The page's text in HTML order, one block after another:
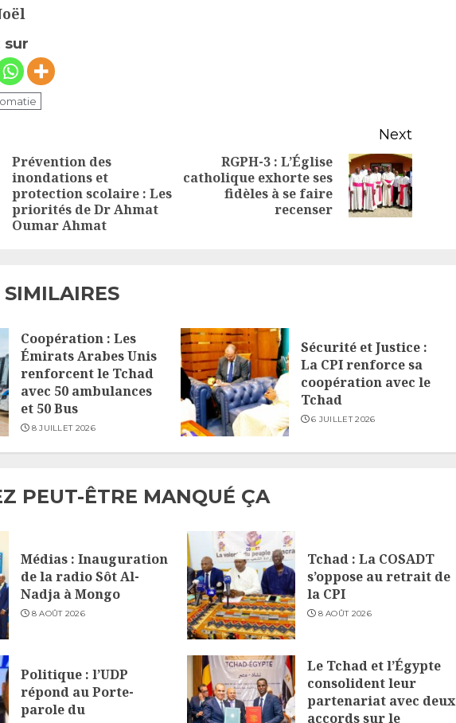
sur
Previous
Prévention des
inondations et
protection scolaire : Les
priorités de Dr Ahmat
Oumar Ahmat
Next
Next
post:
RGPH-3 : L’Église
catholique exhorte ses
fidèles à se faire
recenser
Coopération : Les
Émirats Arabes Unis
renforcent le Tchad
avec 50 ambulances
et 50 Bus
8 JUILLET 2026
Sécurité et Justice :
La CPI renforce sa
coopération avec le
Tchad
6 JUILLET 2026
PEUT-ÊTRE MANQUÉ ÇA
Médias : Inauguration
de la radio Sôt Al-
Nadja à Mongo
8 AOÛT 2026
Tchad : La COSADT
s’oppose au retrait de
la CPI
8 AOÛT 2026
Politique : l’UDP
répond au Porte-
parole du
Le Tchad et l’Égypte
consolident leur
partenariat avec deux
accords sur le